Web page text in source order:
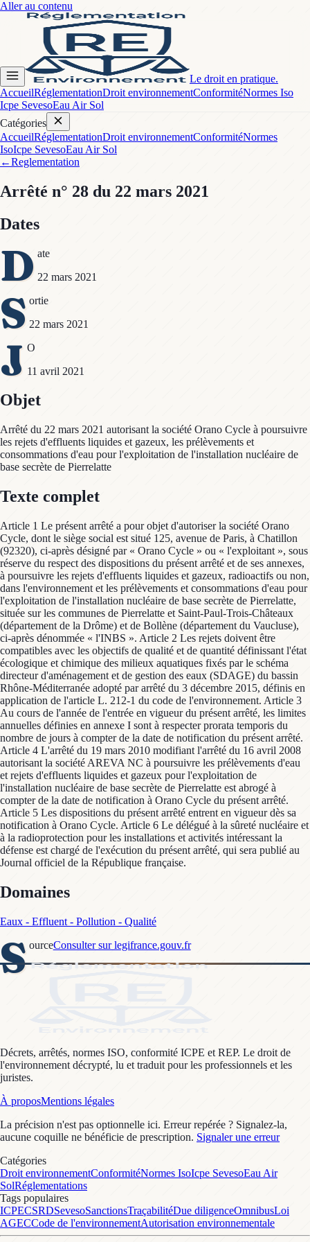
Aller au contenu
Le droit en pratique.
AccueilRéglementationDroit environnementConformitéNormes Iso
Icpe SevesoEau Air Sol
Catégories
AccueilRéglementationDroit environnementConformitéNormes
IsoIcpe SevesoEau Air Sol
←Reglementation
Arrêté n° 28 du 22 mars 2021
Dates
D ate
22 mars 2021
S ortie
22 mars 2021
J O
11 avril 2021
Objet
Arrêté du 22 mars 2021 autorisant la société Orano Cycle à poursuivre
les rejets d'effluents liquides et gazeux, les prélèvements et
consommations d'eau pour l'exploitation de l'installation nucléaire de
base secrète de Pierrelatte
Texte complet
Article 1 Le présent arrêté a pour objet d'autoriser la société Orano
Cycle, dont le siège social est situé 125, avenue de Paris, à Chatillon
(92320), ci-après désigné par « Orano Cycle » ou « l'exploitant », sous
réserve du respect des dispositions du présent arrêté et de ses annexes,
à poursuivre les rejets d'effluents liquides et gazeux, radioactifs ou non,
dans l'environnement et les prélèvements et consommations d'eau pour
l'exploitation de l'installation nucléaire de base secrète de Pierrelatte,
située sur les communes de Pierrelatte et Saint-Paul-Trois-Châteaux
(département de la Drôme) et de Bollène (département du Vaucluse),
ci-après dénommée « l'INBS ». Article 2 Les rejets doivent être
compatibles avec les objectifs de qualité et de quantité définissant l'état
écologique et chimique des milieux aquatiques fixés par le schéma
directeur d'aménagement et de gestion des eaux (SDAGE) du bassin
Rhône-Méditerranée adopté par arrêté du 3 décembre 2015, définis en
application de l'article L. 212-1 du code de l'environnement. Article 3
Au cours de l'année de l'entrée en vigueur du présent arrêté, les limites
annuelles définies en annexe I sont à respecter prorata temporis du
nombre de jours à compter de la date de notification du présent arrêté.
Article 4 L'arrêté du 19 mars 2010 modifiant l'arrêté du 16 avril 2008
autorisant la société AREVA NC à poursuivre les prélèvements d'eau
et rejets d'effluents liquides et gazeux pour l'exploitation de
l'installation nucléaire de base secrète de Pierrelatte est abrogé à
compter de la date de notification à Orano Cycle du présent arrêté.
Article 5 Les dispositions du présent arrêté entrent en vigueur dès sa
notification à Orano Cycle. Article 6 Le délégué à la sûreté nucléaire et
à la radioprotection pour les installations et activités intéressant la
défense est chargé de l'exécution du présent arrêté, qui sera publié au
Journal officiel de la République française.
Domaines
Eaux - Effluent - Pollution - Qualité
S ourceConsulter sur legifrance.gouv.fr
Décrets, arrêtés, normes ISO, conformité ICPE et REP. Le droit de
l'environnement décrypté, lu et traduit pour les professionnels et les
juristes.
À proposMentions légales
La précision n'est pas optionnelle ici. Erreur repérée ? Signalez-la,
aucune coquille ne bénéficie de prescription. Signaler une erreur
Catégories
Droit environnementConformitéNormes IsoIcpe SevesoEau Air
SolRéglementations
Tags populaires
ICPECSRDSevesoSanctionsTraçabilitéDue diligenceOmnibusLoi
AGECCode de l'environnementAutorisation environnementale